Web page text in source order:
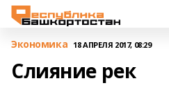
Экономика 18 АПРЕЛЯ 2017, 08:29
Слияние рек